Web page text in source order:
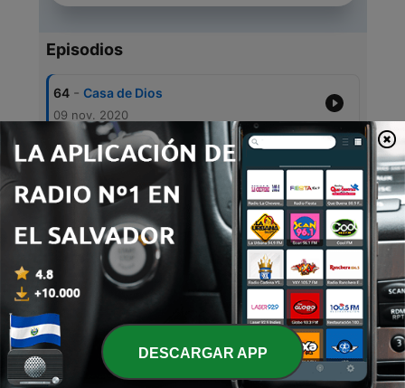
Episodios
64 - Casa de Dios
09 nov. 2020
63 - Orden en medio del caos
62 - Mi Dios y mi todo
13 oct. 2020
Signos de Dios
12 oct. 2020
60 ¿Dios o satanás?
09 oct. 2020 DESCARGAR APP